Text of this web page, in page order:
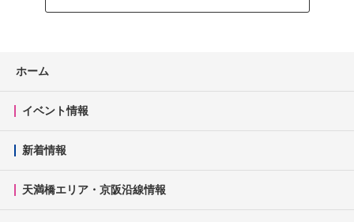
ホーム
イベント情報
新着情報
天満橋エリア・京阪沿線情報